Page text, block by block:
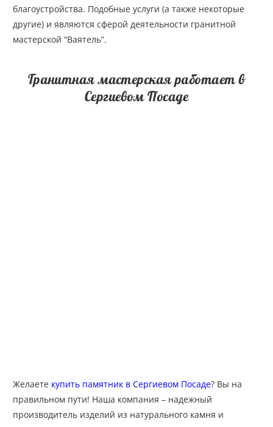
благоустройства. Подобные услуги (а также некоторые
другие) и являются сферой деятельности гранитной
мастерской “Ваятель”.
Гранитная мастерская работает в
Сергиевом Посаде
Желаете купить памятник в Сергиевом Посаде? Вы на
правильном пути! Наша компания – надежный
производитель изделий из натурального камня и